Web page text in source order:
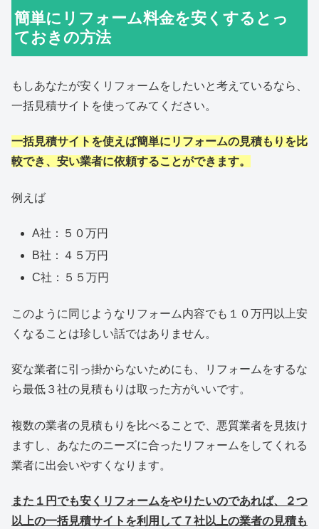
簡単にリフォーム料金を安くするとっ
ておきの方法
もしあなたが安くリフォームをしたいと考えているなら、
一括見積サイトを使ってみてください。
一括見積サイトを使えば簡単にリフォームの見積もりを比
較でき、安い業者に依頼することができます。
例えば
A社：５０万円
B社：４５万円
C社：５５万円
このように同じようなリフォーム内容でも１０万円以上安
くなることは珍しい話ではありません。
変な業者に引っ掛からないためにも、リフォームをするな
ら最低３社の見積もりは取った方がいいです。
複数の業者の見積もりを比べることで、悪質業者を見抜け
ますし、あなたのニーズに合ったリフォームをしてくれる
業者に出会いやすくなります。
また１円でも安くリフォームをやりたいのであれば、２つ
以上の一括見積サイトを利用して７社以上の業者の見積も